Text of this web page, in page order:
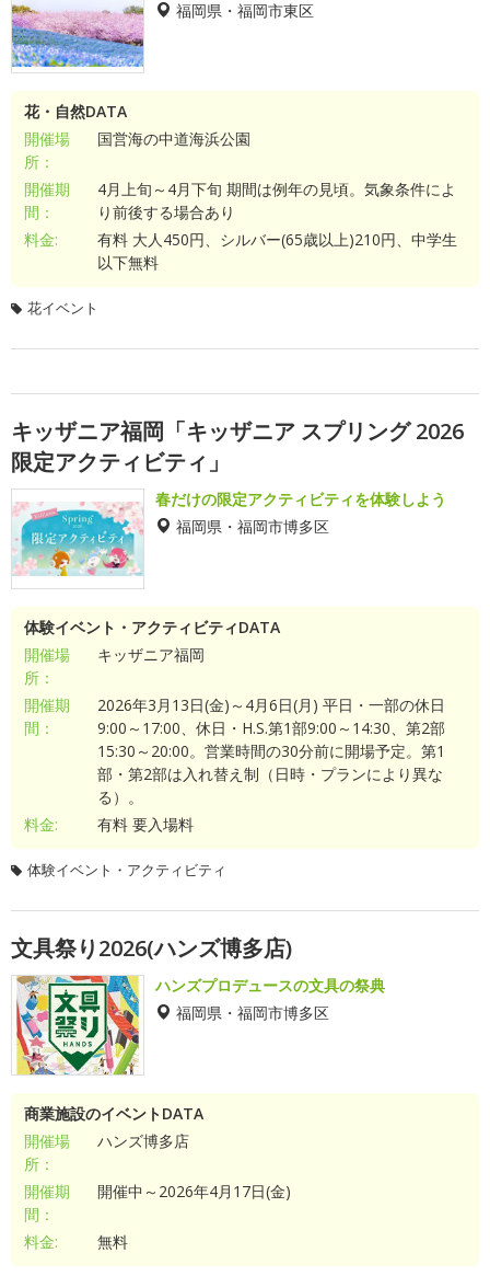
福岡県・福岡市東区
花・自然DATA
開催場
所：
国営海の中道海浜公園
開催期
間：
4月上旬～4月下旬 期間は例年の見頃。気象条件によ
り前後する場合あり
料金:
有料 大人450円、シルバー(65歳以上)210円、中学生
以下無料
花イベント
キッザニア福岡「キッザニア スプリング 2026
限定アクティビティ」
春だけの限定アクティビティを体験しよう
福岡県・福岡市博多区
体験イベント・アクティビティDATA
開催場
所：
キッザニア福岡
開催期
間：
2026年3月13日(金)～4月6日(月) 平日・一部の休日
9:00～17:00、休日・H.S.第1部9:00～14:30、第2部
15:30～20:00。営業時間の30分前に開場予定。第1
部・第2部は入れ替え制（日時・プランにより異な
る）。
料金:
有料 要入場料
体験イベント・アクティビティ
文具祭り2026(ハンズ博多店)
ハンズプロデュースの文具の祭典
福岡県・福岡市博多区
商業施設のイベントDATA
開催場
所：
ハンズ博多店
開催期
間：
開催中～2026年4月17日(金)
料金: 無料